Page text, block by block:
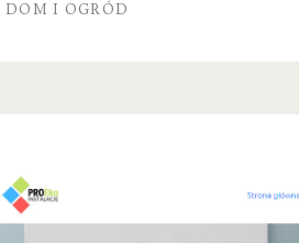
DOM I OGRÓD